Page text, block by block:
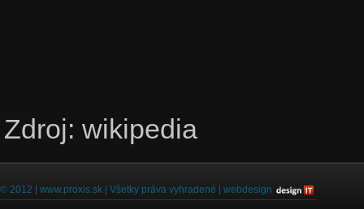
Zdroj: wikipedia
© 2012 | www.proxis.sk | Všetky práva vyhradené | webdesign